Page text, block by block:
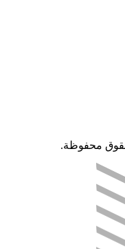
محفوظة.